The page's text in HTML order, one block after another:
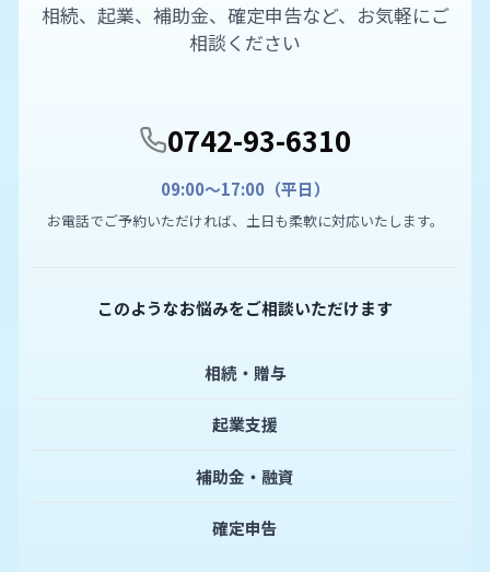
相続、起業、補助金、確定申告など、お気軽にご
相談ください
0742-93-6310
09:00〜17:00（平日）
お電話でご予約いただければ、土日も柔軟に対応いたします。
このようなお悩みをご相談いただけます
相続・贈与
起業支援
補助金・融資
確定申告